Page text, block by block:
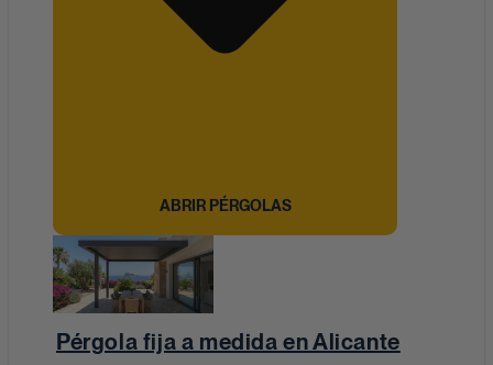
ABRIR PÉRGOLAS
Pérgola fija a medida en Alicante